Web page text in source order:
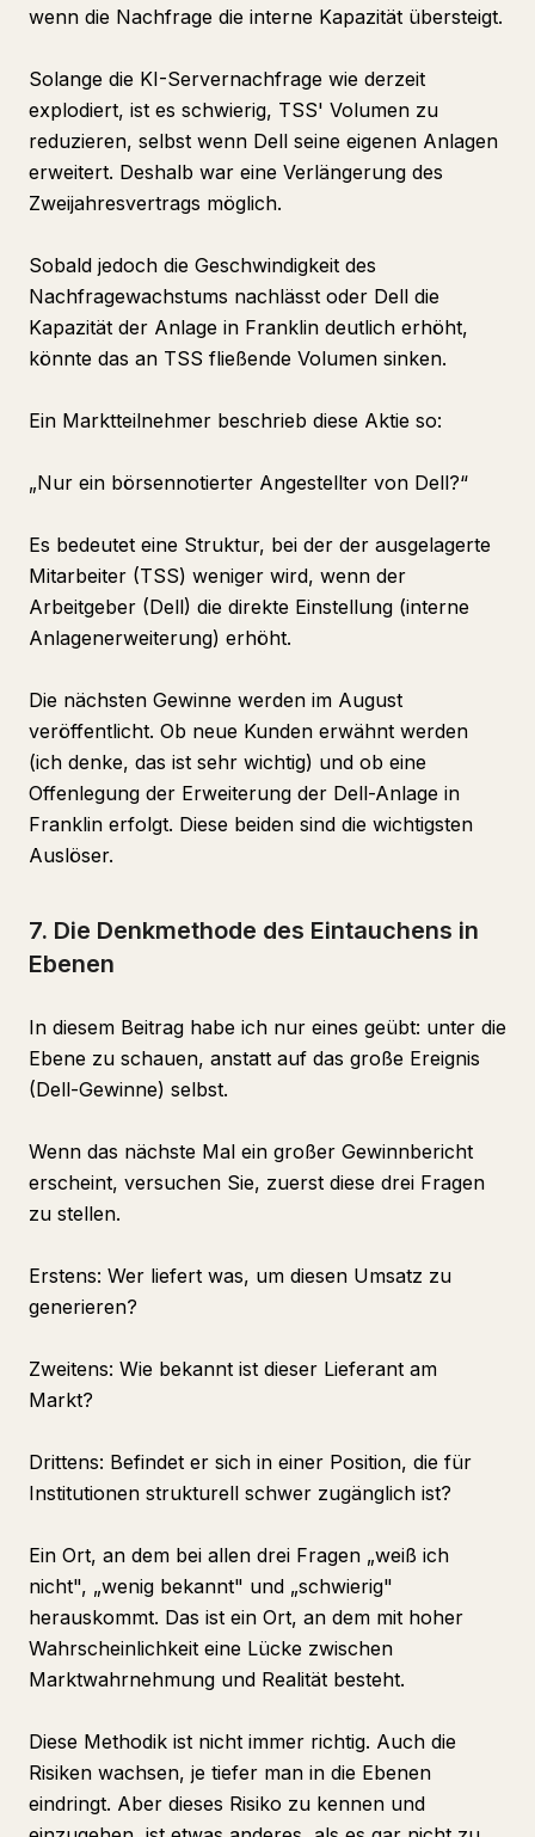
wenn die Nachfrage die interne Kapazität übersteigt.
Solange die KI-Servernachfrage wie derzeit
explodiert, ist es schwierig, TSS' Volumen zu
reduzieren, selbst wenn Dell seine eigenen Anlagen
erweitert. Deshalb war eine Verlängerung des
Zweijahresvertrags möglich.
Sobald jedoch die Geschwindigkeit des
Nachfragewachstums nachlässt oder Dell die
Kapazität der Anlage in Franklin deutlich erhöht,
könnte das an TSS fließende Volumen sinken.
Ein Marktteilnehmer beschrieb diese Aktie so:
„Nur ein börsennotierter Angestellter von Dell?“
Es bedeutet eine Struktur, bei der der ausgelagerte
Mitarbeiter (TSS) weniger wird, wenn der
Arbeitgeber (Dell) die direkte Einstellung (interne
Anlagenerweiterung) erhöht.
Die nächsten Gewinne werden im August
veröffentlicht. Ob neue Kunden erwähnt werden
(ich denke, das ist sehr wichtig) und ob eine
Offenlegung der Erweiterung der Dell-Anlage in
Franklin erfolgt. Diese beiden sind die wichtigsten
Auslöser.
7. Die Denkmethode des Eintauchens in
Ebenen
In diesem Beitrag habe ich nur eines geübt: unter die
Ebene zu schauen, anstatt auf das große Ereignis
(Dell-Gewinne) selbst.
Wenn das nächste Mal ein großer Gewinnbericht
erscheint, versuchen Sie, zuerst diese drei Fragen
zu stellen.
Erstens: Wer liefert was, um diesen Umsatz zu
generieren?
Zweitens: Wie bekannt ist dieser Lieferant am
Markt?
Drittens: Befindet er sich in einer Position, die für
Institutionen strukturell schwer zugänglich ist?
Ein Ort, an dem bei allen drei Fragen „weiß ich
nicht", „wenig bekannt" und „schwierig"
herauskommt. Das ist ein Ort, an dem mit hoher
Wahrscheinlichkeit eine Lücke zwischen
Marktwahrnehmung und Realität besteht.
Diese Methodik ist nicht immer richtig. Auch die
Risiken wachsen, je tiefer man in die Ebenen
eindringt. Aber dieses Risiko zu kennen und